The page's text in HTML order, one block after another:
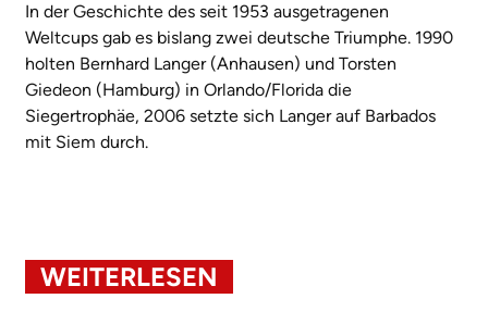
In der Geschichte des seit 1953 ausgetragenen
Weltcups gab es bislang zwei deutsche Triumphe. 1990
holten Bernhard Langer (Anhausen) und Torsten
Giedeon (Hamburg) in Orlando/Florida die
Siegertrophäe, 2006 setzte sich Langer auf Barbados
mit Siem durch.
WEITERLESEN